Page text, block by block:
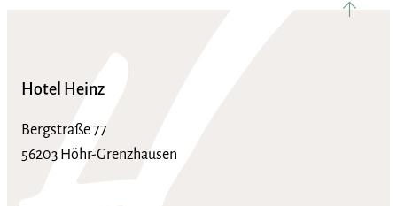
Hotel Heinz
Bergstraße 77
56203 Höhr-Grenzhausen